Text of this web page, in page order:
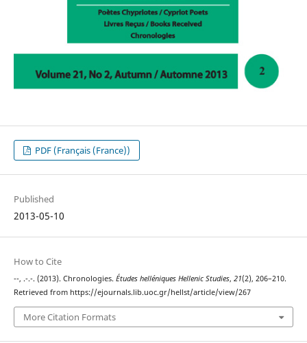
PDF (Français (France))
Published
2013-05-10
How to Cite
--, .-.-. (2013). Chronologies. Études helléniques Hellenic Studies, 21(2), 206–210.
Retrieved from https://ejournals.lib.uoc.gr/hellst/article/view/267
More Citation Formats